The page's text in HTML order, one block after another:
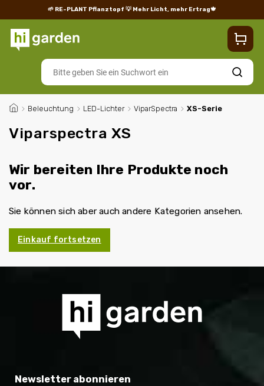
🌱 RE-PLANT Pflanztopf 💡 Mehr Licht, mehr Ertrag🍁
Suchen
/ Beleuchtung / LED-Lichter / ViparSpectra / XS-Serie
Viparspectra XS
Wir bereiten Ihre Produkte noch
vor.
Sie können sich aber auch andere Kategorien ansehen.
Einkauf fortsetzen
Newsletter abonnieren